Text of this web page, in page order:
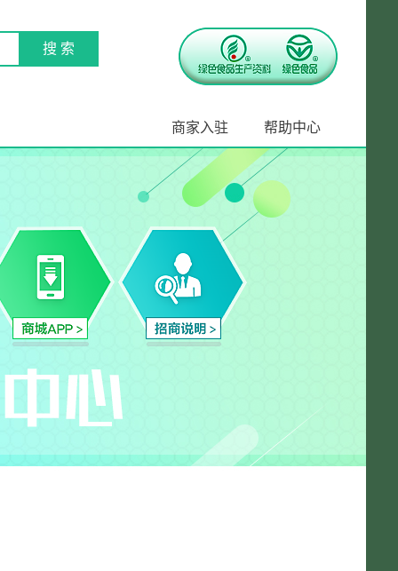
帮助中心
商家入驻